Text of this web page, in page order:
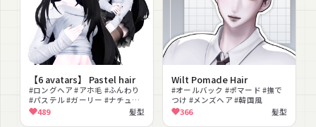
【6 avatars】 Pastel hair
#ロングヘア #アホ毛 #ふんわり
#パステル #ガーリー #ナチュラ
ル #ふわふわ #ブロンド #セミロ
489 髪型
Wilt Pomade Hair
#オールバック #ポマード #撫で
つけ #メンズヘア #韓国風
366 髪型